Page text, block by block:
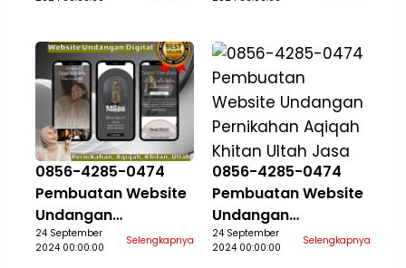
0856-4285-0474
Pembuatan Website
Undangan
Pernikahan Aqiqah
24 September
2024 00:00:00
Selengkapnya
0856-4285-0474
Pembuatan Website
Undangan
Pernikahan Aqiqah
24 September
2024 00:00:00
Selengkapnya